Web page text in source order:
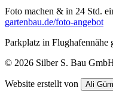
Foto machen & in 24 Std.
gartenbau.de/foto-angebot
Parkplatz in Flughafennähe
© 2026 Silber S. Bau
Website erstellt von Ali